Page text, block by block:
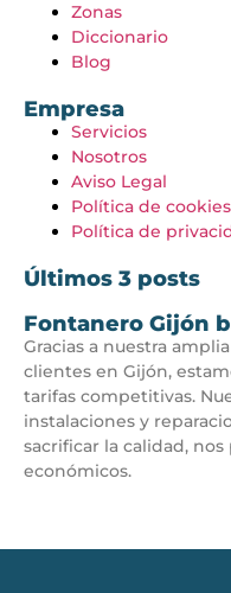
Zonas
Diccionario
Blog
Empresa
Servicios
Nosotros
Aviso Legal
Política de cookies
Política de
Últimos 3 posts
Fontanero Gijón
Gracias a nuestra
clientes en Gijón,
tarifas competitivas.
instalaciones y
sacrificar la calidad,
económicos.